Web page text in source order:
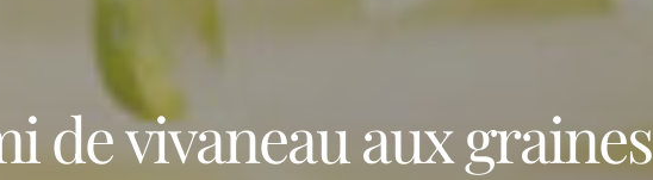
de vivaneau aux graines